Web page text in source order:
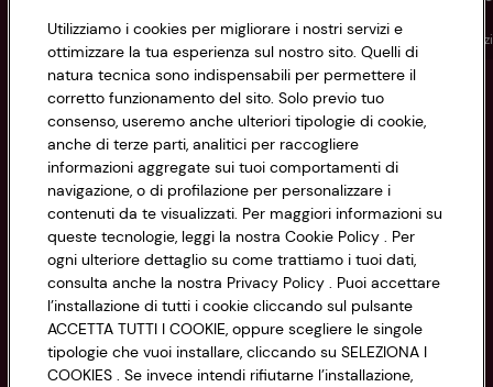
Conad Spesa online Assicurazioni Viaggi
Informazioni
Privacy Policy
Cookie Policy
Impostazioni Cookie
Accessibilità
CONAD SOCIETÀ COOPERATIVA
Via Michelino, 59 | 40127 BOLOGNA
Codice Fiscale e Registro Imprese
di Bologna 00865960157
PARTITA IVA 03320960374
Utilizziamo i cookies per migliorare i nostri servizi e
ottimizzare la tua esperienza sul nostro sito. Quelli di
natura tecnica sono indispensabili per permettere il
corretto funzionamento del sito. Solo previo tuo
consenso, useremo anche ulteriori tipologie di cookie,
anche di terze parti, analitici per raccogliere
informazioni aggregate sui tuoi comportamenti di
navigazione, o di profilazione per personalizzare i
contenuti da te visualizzati. Per maggiori informazioni su
queste tecnologie, leggi la nostra Cookie Policy . Per
ogni ulteriore dettaglio su come trattiamo i tuoi dati,
consulta anche la nostra Privacy Policy . Puoi accettare
l’installazione di tutti i cookie cliccando sul pulsante
ACCETTA TUTTI I COOKIE, oppure scegliere le singole
tipologie che vuoi installare, cliccando su SELEZIONA I
COOKIES . Se invece intendi rifiutarne l’installazione,